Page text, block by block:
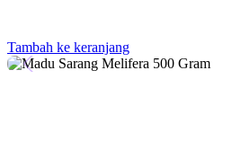
Tambah ke keranjang